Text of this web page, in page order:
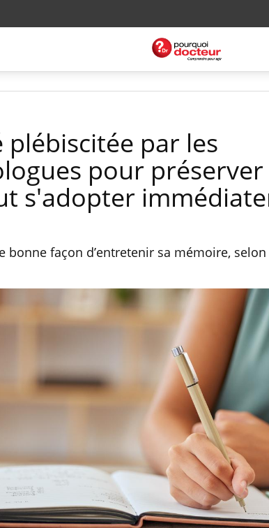
plébiscitée par les
pour
s'adopter
bonne façon d’entretenir sa mémoire,